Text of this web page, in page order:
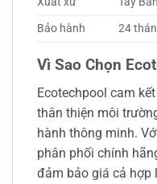
Bảo hành
24
Vì Sao Chọn
Ecotechpool cam
thân thiện môi
hành thông minh.
phân phối chính
đảm bảo giá cả hợp